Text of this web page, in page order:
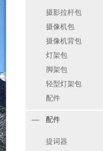
摄影拉杆包
摄像机包
摄像机背包
灯架包
脚架包
轻型灯架包
配件
配件
提词器